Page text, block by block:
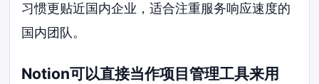
习惯更贴近国内企业，适合注重服务响应速度的
国内团队。
Notion可以直接当作项目管理工具来用